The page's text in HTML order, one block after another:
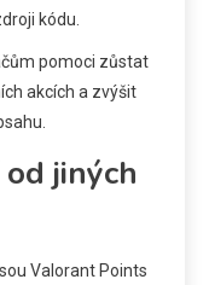
kódu.
pomoci zůstat
akcích a zvýšit
jiných
Valorant Points